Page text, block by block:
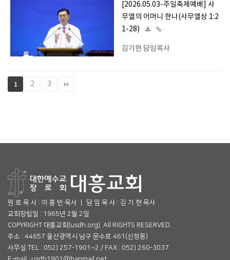
[2026.05.03-주일축제예배] 사
무엘의 어머니 한나(사무엘상 1:2
1-28)
김기현 담임목사
1 2 3
원 로 목 사 : 이 흥 빈 목사 ㅣ 담 임 목 사 : 김 기 현 목사
교회창립일 : 1965년 2월 2일
COPYRIGHT 대흥교회(usdh.org). All RIGHTS RESERVED.
주소 : 44657 울산광역시 남구 문수로 461(신정동)
사무실 TEL : 052) 257-1901~2 / FAX : 052) 260-3037